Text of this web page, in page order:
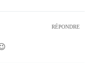
RÉPONDRE